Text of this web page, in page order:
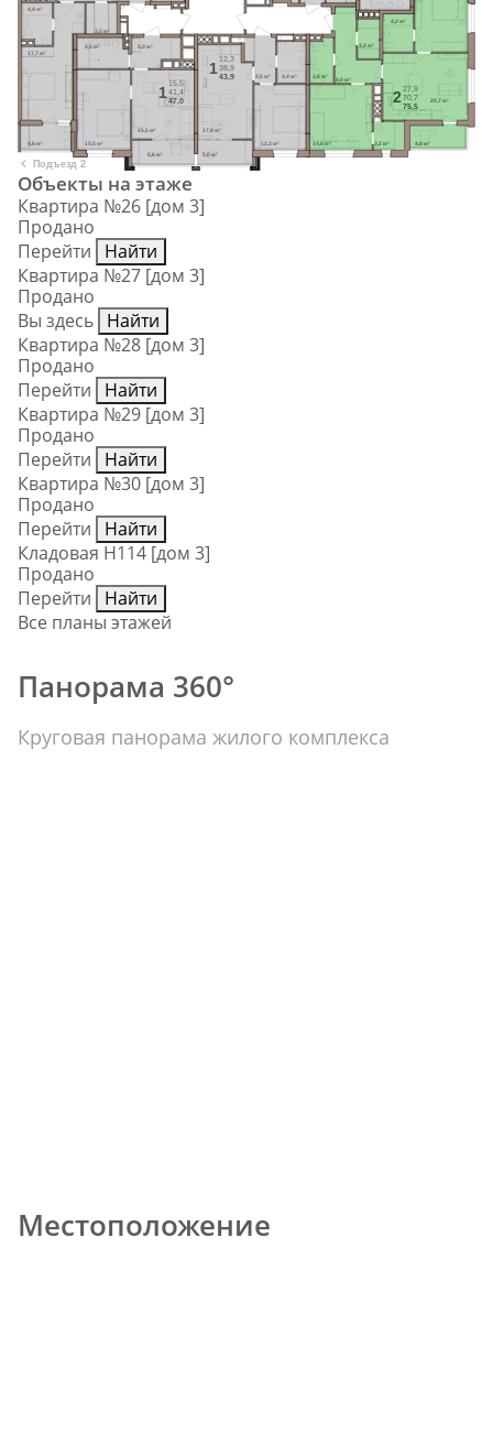
20,7 м²
4,2 м²
3,2 м²
8,0 м²
3,8 м²
14,8 м² 3,2 м² 4,8 м²
2 27,9
70,7
75,5
12,3 м²
4,4 м²
5,0 м²
17,8 м²
4,5 м²
1 12,3
38,9
43,9
5,5 м²
5,6 м²
5,0 м²
15,5 м²
15,5 м²
1 15,5
41,4
47,0
4,4 м²
4,6 м²
3,5 м²
17,7 м²
Подъезд 2
Объекты на этаже
Квартира №26 [дом 3]
Продано
Перейти
Найти
Квартира №27 [дом 3]
Продано
Вы здесь Найти
Квартира №28 [дом 3]
Продано
Перейти
Найти
Квартира №29 [дом 3]
Продано
Перейти
Найти
Квартира №30 [дом 3]
Продано
Перейти
Найти
Кладовая Н114 [дом 3]
Продано
Перейти
Найти
Все планы этажей
Панорама 360°
Круговая панорама жилого комплекса
Местоположение